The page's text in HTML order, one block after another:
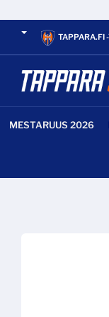
TAPPARA.FI
MESTARUUS 2026